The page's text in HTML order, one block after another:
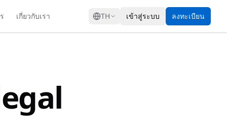
เกี่ยวกับเรา TH เข้าสู่ระบบ ลงทะเบียน